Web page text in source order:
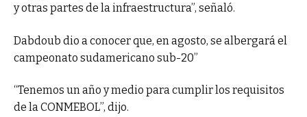
y otras partes de la infraestructura”, señaló.
Dabdoub dio a conocer que, en agosto, se albergará el
campeonato sudamericano sub-20”
“Tenemos un año y medio para cumplir los requisitos
de la CONMEBOL”, dijo.